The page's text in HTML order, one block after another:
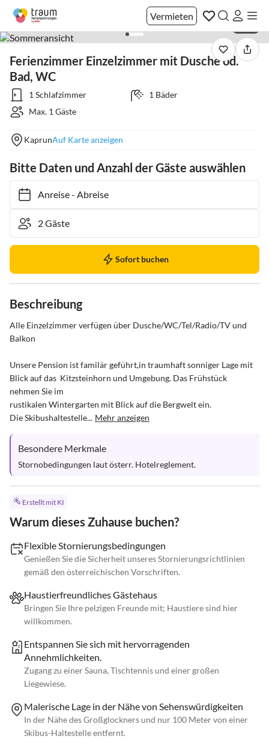
Vermieten
Ferienzimmer Einzelzimmer mit Dusche od.
Bad, WC
1 Schlafzimmer
1 Bäder
Max. 1 Gäste
KaprunAuf Karte anzeigen
Bitte Daten und Anzahl der Gäste auswählen
Anreise- Abreise
Sofort buchen
Beschreibung
Alle Einzelzimmer verfügen über Dusche/WC/Tel/Radio/TV und
Balkon
Unsere Pension ist familär geführt,in traumhaft sonniger Lage mit
Blick auf das  Kitzsteinhorn und Umgebung. Das Frühstück
nehmen Sie im
rustikalen Wintergarten mit Blick auf die Bergwelt ein.
Die Skibushaltestelle... Mehr anzeigen
Besondere Merkmale
Stornobedingungen laut österr. Hotelreglement.
Erstellt mit KI
Warum dieses Zuhause buchen?
Flexible Stornierungsbedingungen
Genießen Sie die Sicherheit unseres Stornierungsrichtlinien
gemäß den österreichischen Vorschriften.
Haustierfreundliches Gästehaus
Bringen Sie Ihre pelzigen Freunde mit; Haustiere sind hier
willkommen.
Entspannen Sie sich mit hervorragenden
Annehmlichkeiten.
Zugang zu einer Sauna, Tischtennis und einer großen
Liegewiese.
Malerische Lage in der Nähe von Sehenswürdigkeiten
In der Nähe des Großglockners und nur 100 Meter von einer
Skibus-Haltestelle entfernt.